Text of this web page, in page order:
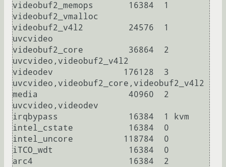
videobuf2_memops       16384  1
videobuf2_vmalloc
videobuf2_v4l2         24576  1
uvcvideo
videobuf2_core         36864  2
uvcvideo,videobuf2_v4l2
videodev              176128  3
uvcvideo,videobuf2_core,videobuf2_v4l2
media                  40960  2
uvcvideo,videodev
irqbypass              16384  1 kvm
intel_cstate           16384  0
intel_uncore          118784  0
iTCO_wdt               16384  0
arc4                   16384  2